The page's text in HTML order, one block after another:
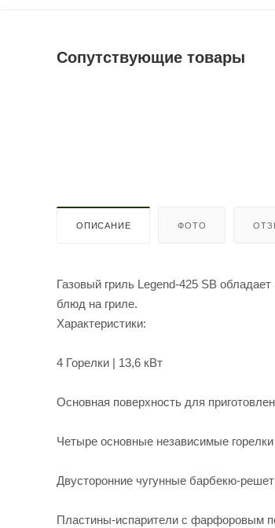
Сопутствующие товары
ОПИСАНИЕ ФОТО
Газовый гриль Legend-425 SB
блюд на гриле.
Характеристики:
4 Горелки | 13,6 кВт
Основная поверхность для
Четыре основные независимые
Двусторонние чугунные барбекю-
Пластины-испарители с фарфоровым